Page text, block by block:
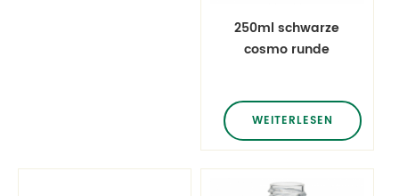
250ml schwarze
cosmo runde
WEITERLESEN